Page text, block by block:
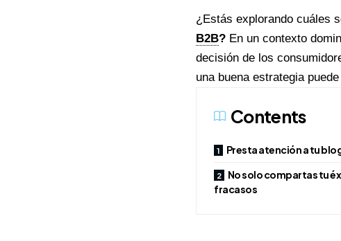
¿Estás explorando cuáles
B2B? En un contexto
decisión de los
una buena estrategia
Contents
Presta atención a tu
No solo compartas tu
fracasos